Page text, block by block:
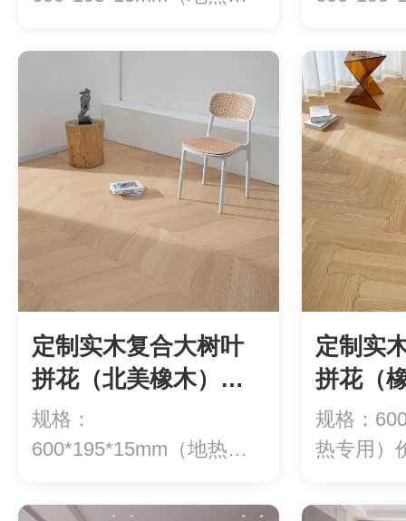
定制实木复合大树叶
拼花（北美橡木）
YXX30（多层）
规格：
600*195*15mm（地热专
定制实
拼花（
YXX29
规格：
热专用）